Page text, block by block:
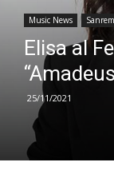
Music News
Elisa al
25/11/2021